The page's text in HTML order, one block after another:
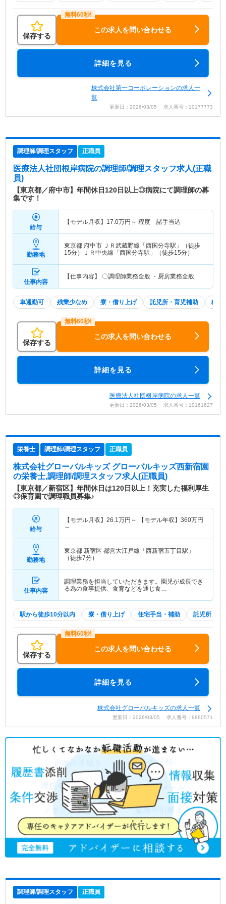
保存する
この求人を問い合わせる
詳細を見る
株式会社第一コーポレーションの求人一
覧
更新日：2026/03/05 求人番号：10177773
調理師/調理スタッフ 正職員
医療法人社団根岸病院の調理師/調理スタッフ求人(正職
員)
【東京都／府中市】年間休日120日以上◎病院にて調理師の募
集です！
給与
【モデル月収】 17.0万円～ 程度 諸手当込
勤務地
東京都 府中市 ＪＲ武蔵野線「西国分寺駅」（徒歩
15分）ＪＲ中央線「西国分寺駅」（徒歩15分）
仕事内容
【仕事内容】 〇調理師業務全般 ・厨房業務全般
車通勤可 残業少なめ 寮・借り上げ 託児所・育児補助 積極
保存する
この求人を問い合わせる
詳細を見る
医療法人社団根岸病院の求人一覧
更新日：2026/03/05 求人番号：10161627
栄養士 調理師/調理スタッフ 正職員
株式会社グローバルキッズ グローバルキッズ西新宿園
の栄養士,調理師/調理スタッフ求人(正職員)
【東京都／新宿区】年間休日は120日以上！充実した福利厚生
◎保育園で調理職員募集♪
給与
【モデル月収】 26.1万円～ 【モデル年収】 360万円
～
勤務地
東京都 新宿区 都営大江戸線「西新宿五丁目駅」
（徒歩7分）
仕事内容
調理業務を担当していただきます。園児が成長でき
る為の食事提供、食育などを通じ食…
駅から徒歩10分以内 寮・借り上げ 住宅手当・補助 託児所・育
保存する
この求人を問い合わせる
詳細を見る
株式会社グローバルキッズの求人一覧
更新日：2026/03/05 求人番号：9860571
調理師/調理スタッフ 正職員